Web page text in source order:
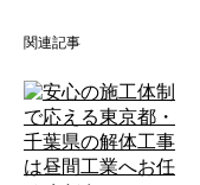
関連記事